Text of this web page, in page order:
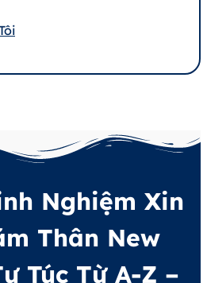
Nghiệm Xin
Thân New
Túc Từ A-Z –